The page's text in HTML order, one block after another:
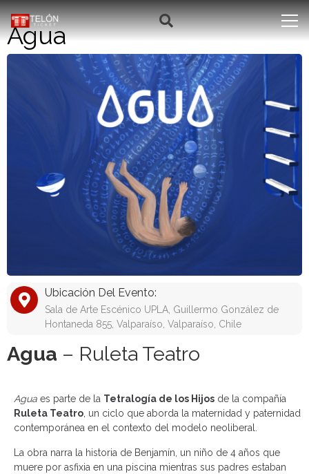
Agua
Ubicación Del Evento:
Sala de Arte Escénico UPLA, Guillermo González de
Hontaneda 855, Valparaíso, Valparaíso, Chile
Agua – Ruleta Teatro
Agua es parte de la Tetralogía de los Hijos de la compañía
Ruleta Teatro, un ciclo que aborda la maternidad y paternidad
contemporánea en el contexto del modelo neoliberal.
La obra narra la historia de Benjamín, un niño de 4 años que
muere por asfixia en una piscina mientras sus padres estaban